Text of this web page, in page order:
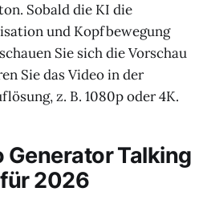
Sobald die KI die
und Kopfbewegung
Sie sich die Vorschau
Sie das Video in der
z. B. 1080p oder 4K.
Generator Talking
2026